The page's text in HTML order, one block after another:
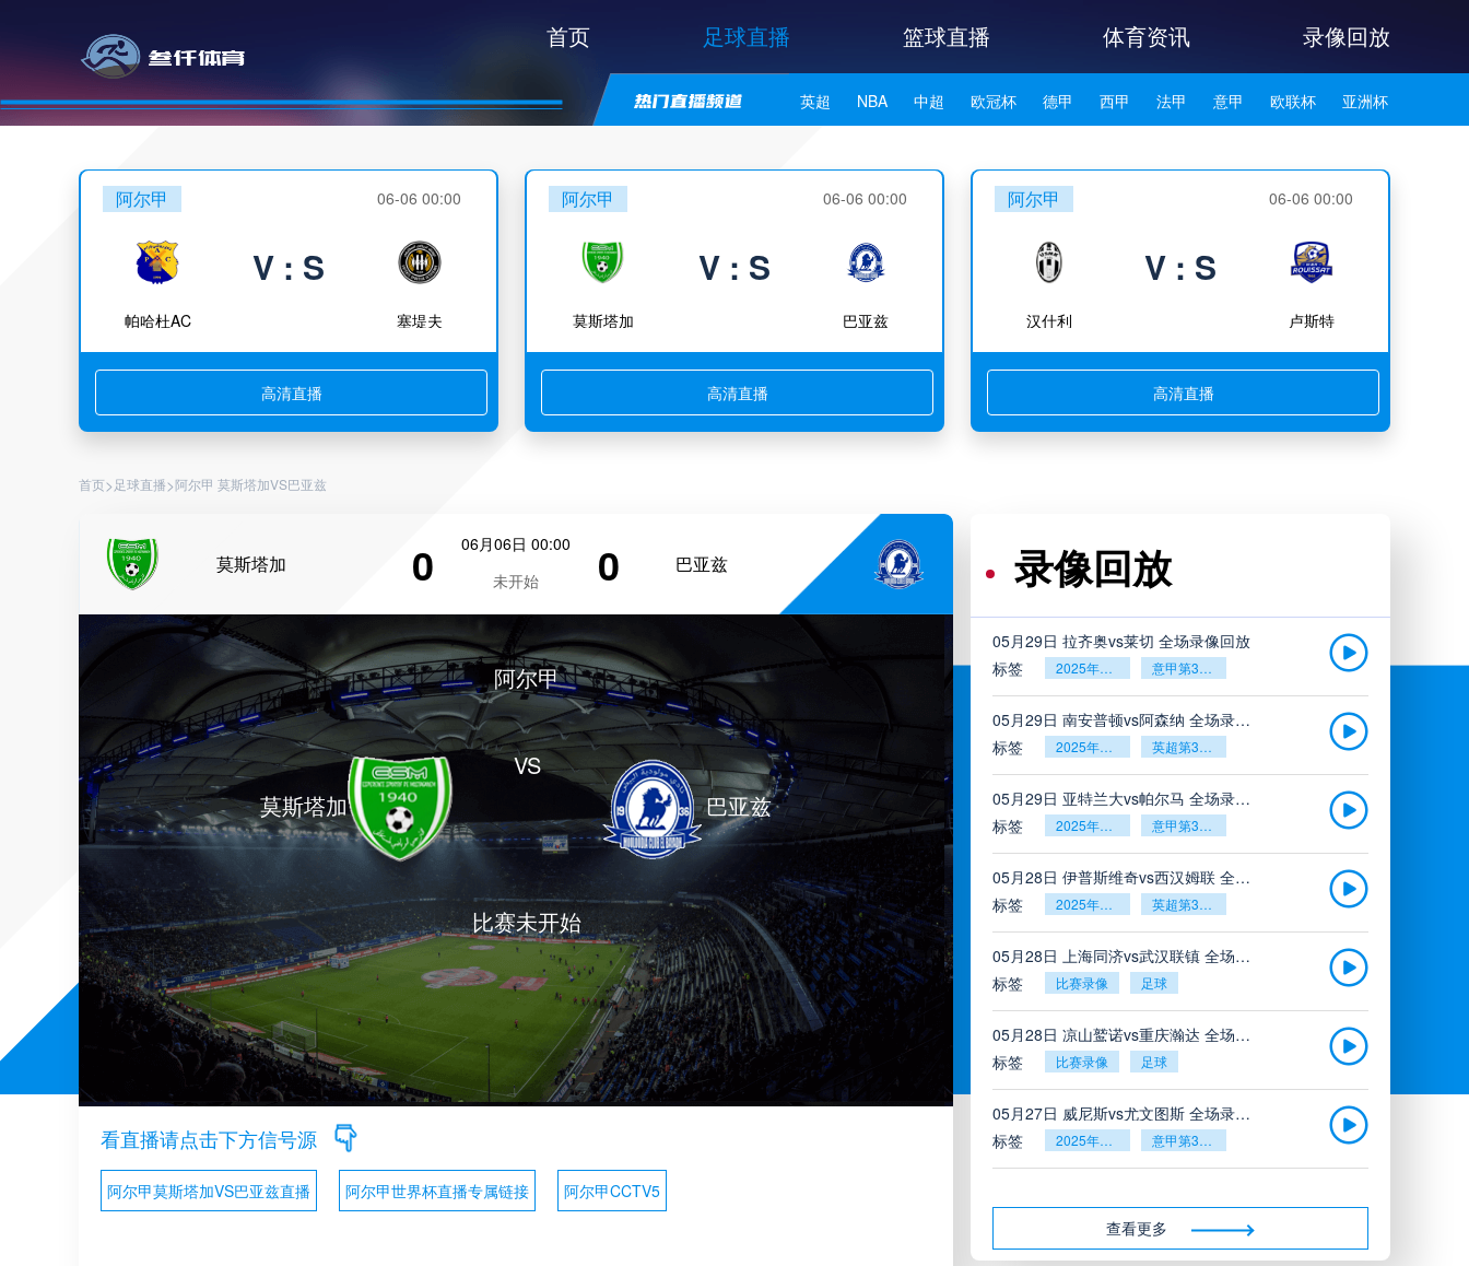
首页 足球直播 篮球直播 体育资讯 录像回放
英超 NBA 中超 欧冠杯 德甲 西甲 法甲 意甲 欧联杯 亚洲杯
阿尔甲 06-06 00:00
帕哈杜AC
V : S
塞堤夫
高清直播
阿尔甲 06-06 00:00
莫斯塔加
V : S
巴亚兹
高清直播
阿尔甲 06-06 00:00
汉什利
V : S
卢斯特
高清直播
首页> 足球直播>阿尔甲 莫斯塔加VS巴亚兹
莫斯塔加 0
06月06日 00:00
未开始
0 巴亚兹
莫斯塔加
阿尔甲
VS
比赛未开始
巴亚兹
看直播请点击下方信号源
阿尔甲莫斯塔加VS巴亚兹直播 阿尔甲世界杯直播专属链接 阿尔甲CCTV5
录像回放
05月29日 拉齐奥vs莱切 全场录像回放
标签
2025年5月26日 意甲第38轮
05月29日 南安普顿vs阿森纳 全场录像回放
标签
2025年5月26日 英超第38轮
05月29日 亚特兰大vs帕尔马 全场录像回放
标签
2025年5月26日 意甲第38轮
05月28日 伊普斯维奇vs西汉姆联 全场录像回放
标签
2025年5月26日 英超第38轮
05月28日 上海同济vs武汉联镇 全场录像
标签
比赛录像 足球
05月28日 凉山鹫诺vs重庆瀚达 全场录像
标签
比赛录像 足球
05月27日 威尼斯vs尤文图斯 全场录像回放
标签
2025年5月26日 意甲第38轮
查看更多